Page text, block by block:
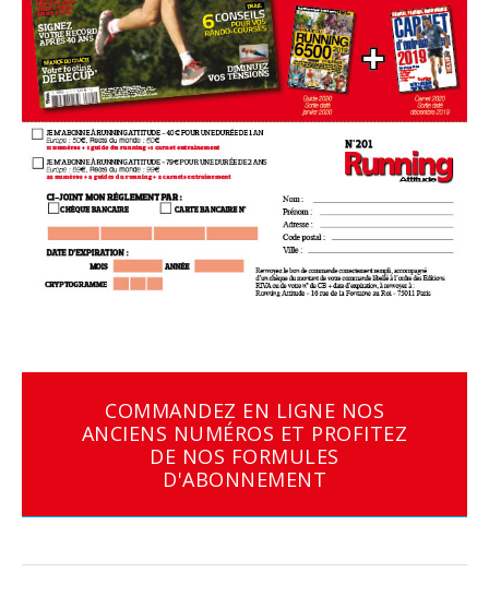
COMMANDEZ EN LIGNE NOS
ANCIENS NUMÉROS ET PROFITEZ
DE NOS FORMULES
D'ABONNEMENT